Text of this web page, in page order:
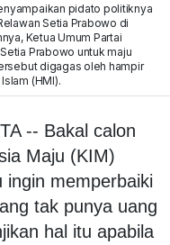
pidato politiknya
Setia Prabowo di
Ketua Umum Partai
Prabowo untuk maju
digagas oleh hampir
(HMI).
-- Bakal calon
Maju (KIM)
ingin memperbaiki
tak punya uang
hal itu apabila